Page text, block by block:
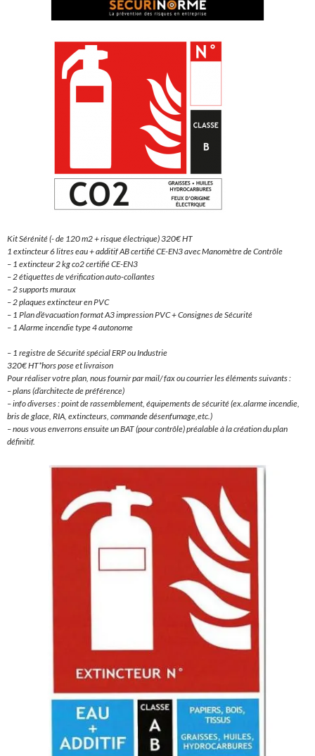
Kit Sérénité (- de 120 m2 + risque électrique) 320€ HT
1 extincteur 6 litres eau + additif AB certifié CE-EN3 avec Manomètre de Contrôle
– 1 extincteur 2 kg co2 certifié CE-EN3
– 2 étiquettes de vérification auto-collantes
– 2 supports muraux
– 2 plaques extincteur en PVC
– 1 Plan d’évacuation format A3 impression PVC + Consignes de Sécurité
– 1 Alarme incendie type 4 autonome
– 1 registre de Sécurité spécial ERP ou Industrie
320€ HT*hors pose et livraison
Pour réaliser votre plan, nous fournir par mail/ fax ou courrier les éléments suivants :
– plans (d’architecte de préférence)
– info diverses : point de rassemblement, équipements de sécurité (ex.alarme incendie,
bris de glace, RIA, extincteurs, commande désenfumage,etc.)
– nous vous enverrons ensuite un BAT (pour contrôle) préalable à la création du plan
définitif.